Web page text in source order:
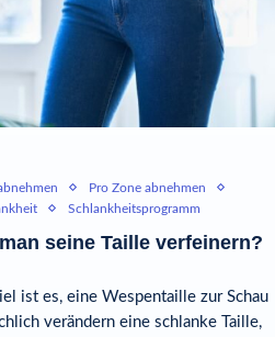
Pro Zone abnehmen
Schlankheitsprogramm
seine Taille verfeinern?
ist es, eine Wespentaille zur Schau
verändern eine schlanke Taille,